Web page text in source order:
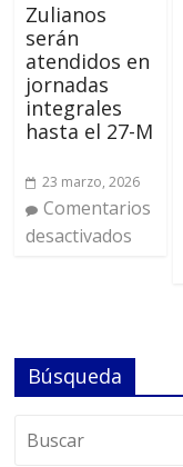
‎Zulianos
serán
atendidos en
jornadas
integrales
hasta el 27-M
23 marzo, 2026
Comentarios
desactivados
Búsqueda